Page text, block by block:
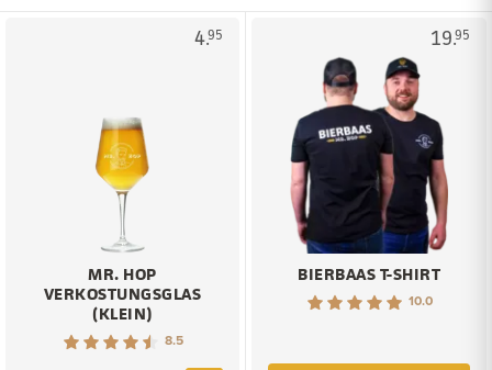
4.95
MR. HOP
VERKOSTUNGSGLAS
(KLEIN)
8.5
19.95
BIERBAAS T-SHIRT
10.0